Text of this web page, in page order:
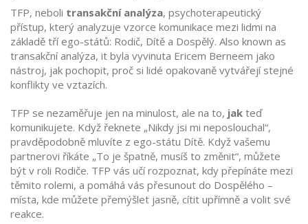
TFP, neboli transakční analýza, psychoterapeutický
přístup, který analyzuje vzorce komunikace mezi lidmi na
základě tří ego-států: Rodič, Dítě a Dospělý. Also known as
transakční analýza, it byla vyvinuta Ericem Berneem jako
nástroj, jak pochopit, proč si lidé opakovaně vytvářejí stejné
konflikty ve vztazích.
TFP se nezaměřuje jen na minulost, ale na to, jak teď
komunikujete. Když řeknete „Nikdy jsi mi neposlouchal“,
pravděpodobně mluvíte z ego-státu Dítě. Když vašemu
partnerovi říkáte „To je špatně, musíš to změnit“, můžete
být v roli Rodiče. TFP vás učí rozpoznat, kdy přepínáte mezi
těmito rolemi, a pomáhá vás přesunout do Dospělého –
místa, kde můžete přemýšlet jasně, cítit upřímně a volit své
reakce.